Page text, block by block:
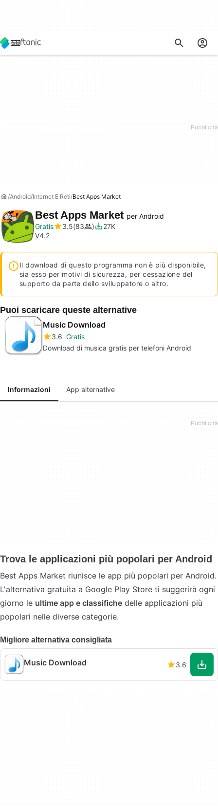
Android Internet E Reti Best Apps Market
Best Apps Market per Android
Gratis
3.5 83
27K
V4.2
Il download di questo programma non è più disponibile,
sia esso per motivi di sicurezza, per cessazione del
supporto da parte dello sviluppatore o altro.
Puoi scaricare queste alternative
Music Download
3.6 Gratis
Download di musica gratis per telefoni Android
Informazioni App alternative
Trova le applicazioni più popolari per Android
Best Apps Market riunisce le app più popolari per Android.
L'alternativa gratuita a Google Play Store ti suggerirà ogni
giorno le ultime app e classifiche delle applicazioni più
popolari nelle diverse categorie.
Migliore alternativa consigliata
Music Download 3.6